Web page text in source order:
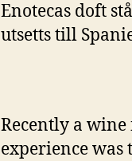
Enotecas doft
utsetts till
Recently a
experience was